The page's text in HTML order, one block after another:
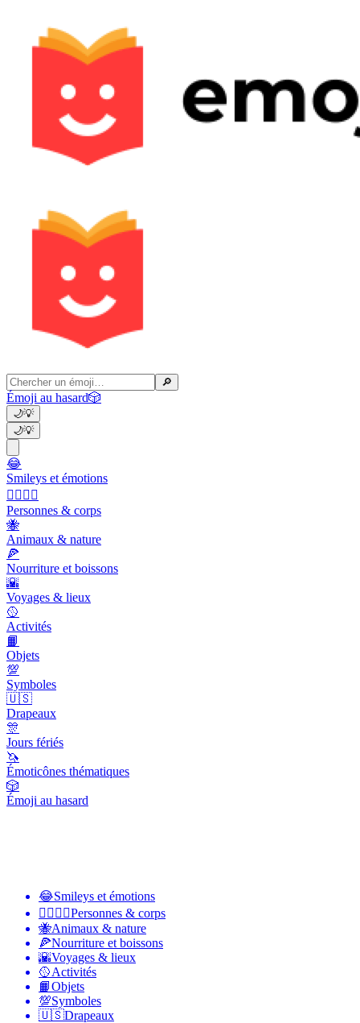
🔎
Émoji au hasard🎲
🌙💡
🌙💡
😂
Smileys et émotions
👩‍❤️‍💋‍👨
Personnes & corps
🐝
Animaux & nature
🍕
Nourriture et boissons
🌇
Voyages & lieux
🥎
Activités
📙
Objets
💯
Symboles
🇺🇸
Drapeaux
🎊
Jours fériés
🦄
Émoticônes thématiques
🎲
Émoji au hasard
😂Smileys et émotions
👩‍❤️‍💋‍👨Personnes & corps
🐝Animaux & nature
🍕Nourriture et boissons
🌇Voyages & lieux
🥎Activités
📙Objets
💯Symboles
🇺🇸Drapeaux